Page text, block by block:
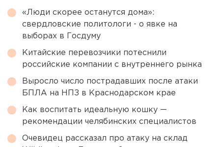
«Люди скорее останутся дома»:
свердловские политологи - о явке на
выборах в Госдуму
Китайские перевозчики потеснили
российские компании с внутреннего рынка
Выросло число пострадавших после атаки
БПЛА на НПЗ в Краснодарском крае
Как воспитать идеальную кошку —
рекомендации челябинских специалистов
Очевидец рассказал про атаку на склад